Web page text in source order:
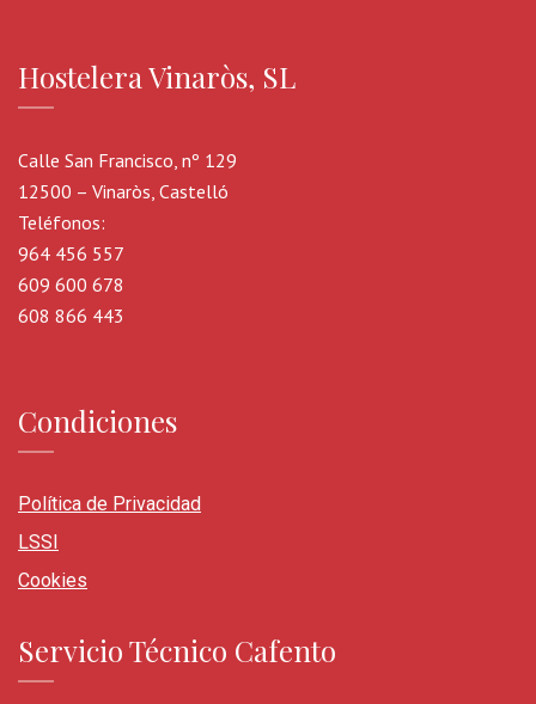
Hostelera Vinaròs, SL
Calle San Francisco, nº 129
12500 – Vinaròs, Castelló
Teléfonos:
964 456 557
609 600 678
608 866 443
Condiciones
Política de Privacidad
LSSI
Cookies
Servicio Técnico Cafento